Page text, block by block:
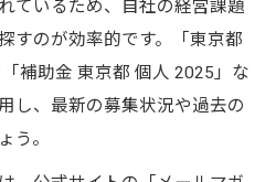
ているため、自社の経営課題
すのが効率的です。「東京都
補助金 東京都 個人 2025」な
し、最新の募集状況や過去の
う。